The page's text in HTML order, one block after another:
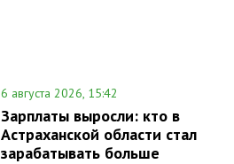
6 августа 2026, 15:42
Зарплаты выросли: кто в
Астраханской области стал
зарабатывать больше